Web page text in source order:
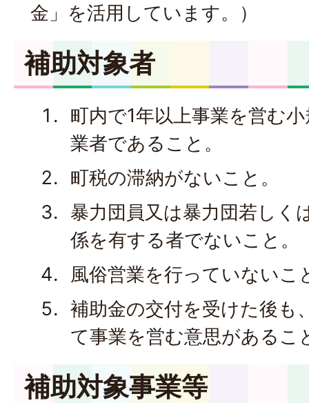
金」を活用しています。）
補助対象者
町内で1年以上事業を営む
業者であること。
町税の滞納がないこと。
暴力団員又は暴力団若しく
係を有する者でないこと。
風俗営業を行っていないこ
補助金の交付を受けた後も
て事業を営む意思があるこ
補助対象事業等